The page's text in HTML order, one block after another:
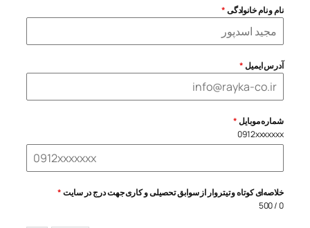
نام و نام خانوادگی*
آدرس ایمیل*
شماره موبایل*
0912xxxxxxx
خلاصه‌ای کوتاه و تیتروار از سوابق تحصیلی و کاری جهت درج در سایت*
0 / 500